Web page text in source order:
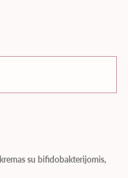
su bifidobakterijomis,